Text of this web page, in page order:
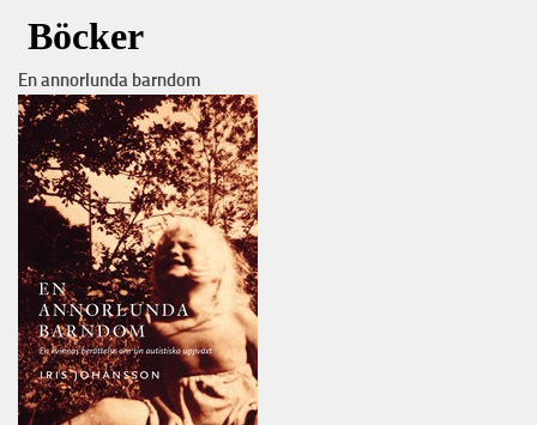
En annorlunda barndom